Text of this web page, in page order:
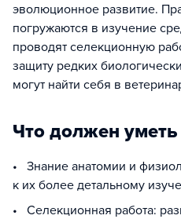
эволюционное развитие.
погружаются в изучение
проводят селекционную
защиту редких
могут найти себя в
Что должен уметь
• Знание анатомии и
к их более детальному
• Селекционная работа: